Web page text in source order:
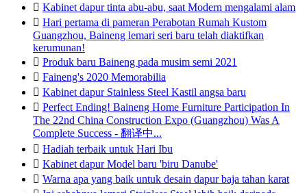
 Kabinet dapur tinta abu-abu, saat Modern mengalami alam
 Hari pertama di pameran Perabotan Rumah Kustom
Guangzhou, Baineng lemari seri baru telah diaktifkan
kerumunan!
 Produk baru Baineng pada musim semi 2021
 Faineng's 2020 Memorabilia
 Kabinet dapur Stainless Steel Kastil angsa baru
 Perfect Ending! Baineng Home Furniture Participation In
The 22nd China Construction Expo (Guangzhou) Was A
Complete Success - 翻译中...
 Hadiah terbaik untuk Hari Ibu
 Kabinet dapur Model baru 'biru Danube'
 Warna apa yang baik untuk desain dapur baja tahan karat